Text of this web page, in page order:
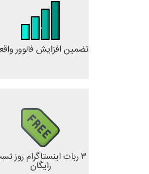
تضمین افزایش فالوور
۳ ربات اینستاگرام روز
رایگان